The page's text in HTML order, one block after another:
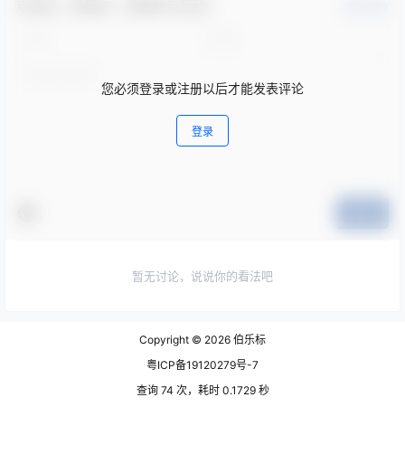
您必须登录或注册以后才能发表评论
登录
暂无讨论，说说你的看法吧
Copyright © 2026 伯乐标
粤ICP备19120279号-7
查询 74 次，耗时 0.1729 秒